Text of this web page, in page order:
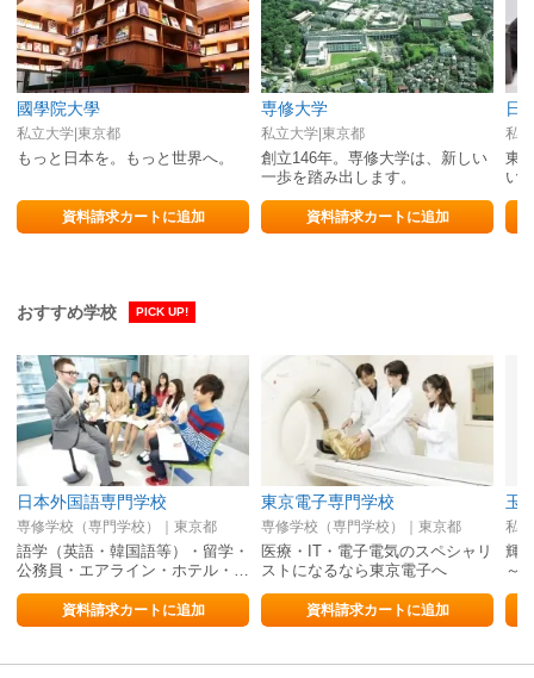
國學院大學
私立大学|東京都
もっと日本を。もっと世界へ。
資料請求カートに追加
専修大学
私立大学|東京都
創立146年。専修大学は、新しい
一歩を踏み出します。
資料請求カートに追加
日
私
東
い
おすすめ学校 PICK UP!
日本外国語専門学校
専修学校（専門学校）｜東京都
語学（英語・韓国語等）・留学・
公務員・エアライン・ホテル・…
資料請求カートに追加
東京電子専門学校
専修学校（専門学校）｜東京都
医療・IT・電子電気のスペシャリ
ストになるなら東京電子へ
資料請求カートに追加
玉
私
輝
～